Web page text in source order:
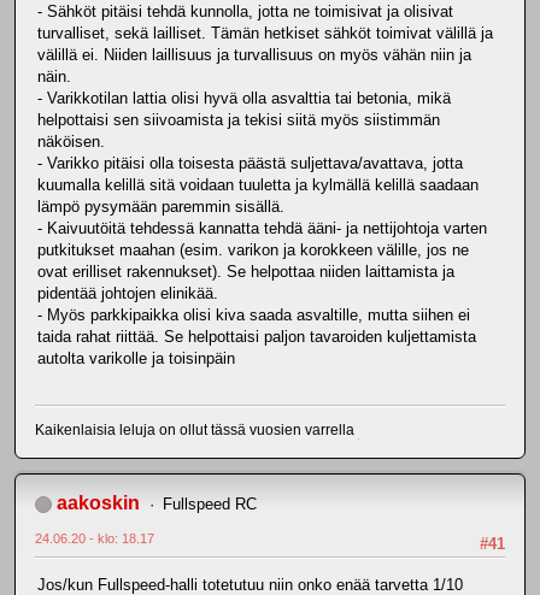
- Sähköt pitäisi tehdä kunnolla, jotta ne toimisivat ja olisivat
turvalliset, sekä lailliset. Tämän hetkiset sähköt toimivat välillä ja
välillä ei. Niiden laillisuus ja turvallisuus on myös vähän niin ja
näin.
- Varikkotilan lattia olisi hyvä olla asvalttia tai betonia, mikä
helpottaisi sen siivoamista ja tekisi siitä myös siistimmän
näköisen.
- Varikko pitäisi olla toisesta päästä suljettava/avattava, jotta
kuumalla kelillä sitä voidaan tuuletta ja kylmällä kelillä saadaan
lämpö pysymään paremmin sisällä.
- Kaivuutöitä tehdessä kannatta tehdä ääni- ja nettijohtoja varten
putkitukset maahan (esim. varikon ja korokkeen välille, jos ne
ovat erilliset rakennukset). Se helpottaa niiden laittamista ja
pidentää johtojen elinikää.
- Myös parkkipaikka olisi kiva saada asvaltille, mutta siihen ei
taida rahat riittää. Se helpottaisi paljon tavaroiden kuljettamista
autolta varikolle ja toisinpäin
Kaikenlaisia leluja on ollut tässä vuosien varrella
aakoskin Fullspeed RC
#41
24.06.20 - klo: 18.17
Jos/kun Fullspeed-halli totetutuu niin onko enää tarvetta 1/10